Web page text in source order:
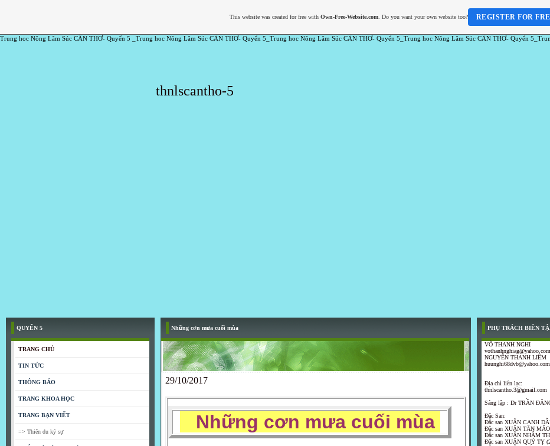
Trung hoc Nông Lâm Súc CẦN THƠ- Quyển 5 _Trung hoc Nông Lâm Súc CẦN THƠ- Quyển 5_Trung hoc Nông Lâm Súc CẦN THƠ- Quyển 5_Trung hoc Nông Lâm Súc CẦN THƠ- Quyển
thnlscantho-5
QUYỂN 5
TRANG CHỦ
TIN TỨC
THÔNG BÁO
TRANG KHOA HỌC
TRANG BẠN VIẾT
=> Thiên du ký sự
Những cơn mưa cuối mùa
29/10/2017
Những cơn mưa cuối mùa
PHỤ TRÁCH BIÊN
VÕ THANH NGHI
NGUYỄN THANH LIÊM
huunghi68dvb@yahoo.com
Địa chỉ liên lạc:
thnlscantho.3@gmail.com
Sáng lập : Dr TRẦN
Đặc San:
Đặc san XUÂN CANH
Đặc san XUÂN TÂN
Đặc san XUÂN NHÂM
Đặc san XUÂN QUÝ TỴ
This website was created for free with Own-Free-Website.com. Do you want your own website too? REGISTER FOR